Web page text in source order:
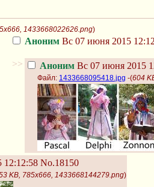
1433668022626.png)
Аноним Вс 07 июня 2015
>> Аноним Вс 07 июня 2015
Файл: 1433668095418.jpg -(604
12:12:58 No.18150
KB, 785x666, 1433668144279.png)